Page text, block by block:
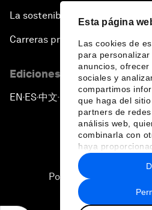
Esta página
Las cookies de
para
anuncios,
sociales y
compartimos
que haga del
partners de
análisis web,
combinarla con
haya
recopilado a
hecho de sus
La sostenibilidad en el Foro
Carreras profesionales
Ediciones en otros idiomas
EN ▪ES▪中文▪ 日本語
Política de privacidad y